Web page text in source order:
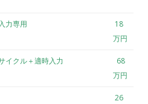
力専用
18
万円
イクル＋適時入力
68
万円
26